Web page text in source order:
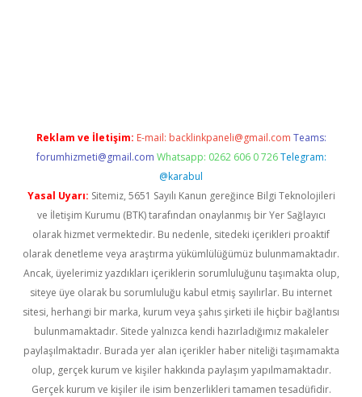
Reklam ve İletişim: E-mail: backlinkpaneli@gmail.com Teams:
forumhizmeti@gmail.com Whatsapp: 0262 606 0 726 Telegram:
@karabul
Yasal Uyarı: Sitemiz, 5651 Sayılı Kanun gereğince Bilgi Teknolojileri
ve İletişim Kurumu (BTK) tarafından onaylanmış bir Yer Sağlayıcı
olarak hizmet vermektedir. Bu nedenle, sitedeki içerikleri proaktif
olarak denetleme veya araştırma yükümlülüğümüz bulunmamaktadır.
Ancak, üyelerimiz yazdıkları içeriklerin sorumluluğunu taşımakta olup,
siteye üye olarak bu sorumluluğu kabul etmiş sayılırlar. Bu internet
sitesi, herhangi bir marka, kurum veya şahıs şirketi ile hiçbir bağlantısı
bulunmamaktadır. Sitede yalnızca kendi hazırladığımız makaleler
paylaşılmaktadır. Burada yer alan içerikler haber niteliği taşımamakta
olup, gerçek kurum ve kişiler hakkında paylaşım yapılmamaktadır.
Gerçek kurum ve kişiler ile isim benzerlikleri tamamen tesadüfidir.